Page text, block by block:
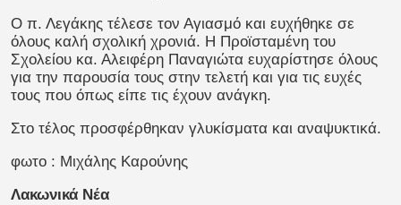
Ο π. Λεγάκης τέλεσε τον Αγιασμό και ευχήθηκε σε
όλους καλή σχολική χρονιά. Η Προϊσταμένη του
Σχολείου κα. Αλειφέρη Παναγιώτα ευχαρίστησε όλους
για την παρουσία τους στην τελετή και για τις ευχές
τους που όπως είπε τις έχουν ανάγκη.
Στο τέλος προσφέρθηκαν γλυκίσματα και αναψυκτικά.
φωτο : Μιχάλης Καρούνης
Λακωνικά Νέα